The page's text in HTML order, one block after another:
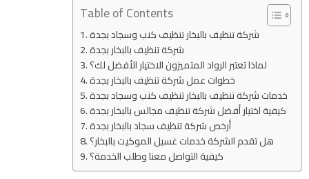
Table of Contents
شركة تنظيف بالبخار تنظيف كنب وسجاد بجدة
شركة تنظيف بالبخار بجدة
لماذا تعتبر الرواد المتميزون الاختيار الأفضل لك؟
خطوات عمل شركة تنظيف بالبخار بجدة
خدمات شركة تنظيف بالبخار تنظيف كنب وسجاد بجدة
كيفية اختيار أفضل شركة تنظيف مجالس بالبخار بجدة
أرخص شركة تنظيف سجاد بالبخار بجدة
هل تقدم الشركة خدمات غسيل الموكيت بالبخار؟
كيفية التواصل معنا وطلب الخدمة؟